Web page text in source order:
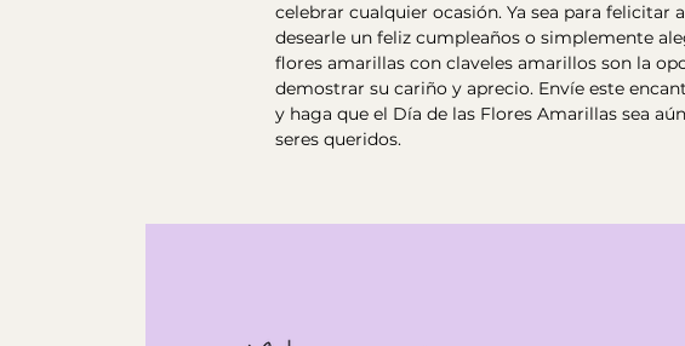
celebrar cualquier ocasión. Ya sea para felicitar
desearle un feliz cumpleaños o simplemente
flores amarillas con claveles amarillos son la
demostrar su cariño y aprecio. Envíe este
y haga que el Día de las Flores Amarillas sea
seres queridos.